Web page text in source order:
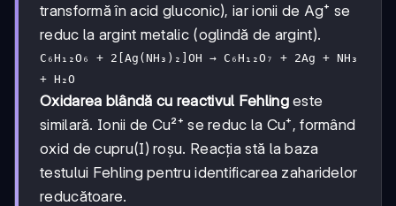
transformă în acid gluconic), iar ionii de Ag⁺ se
reduc la argint metalic (oglindă de argint).
C₆H₁₂O₆ + 2[Ag(NH₃)₂]OH → C₆H₁₂O₇ + 2Ag + NH₃
+ H₂O
Oxidarea blândă cu reactivul Fehlingeste
similară. Ionii de Cu²⁺ se reduc la Cu⁺, formând
oxid de cupru(I) roșu. Reacția stă la baza
testului Fehling pentru identificarea zaharidelor
reducătoare.